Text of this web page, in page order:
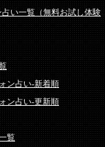
い一覧（無料お試し体験
ン占い-新着順
ン占い-更新順
覧